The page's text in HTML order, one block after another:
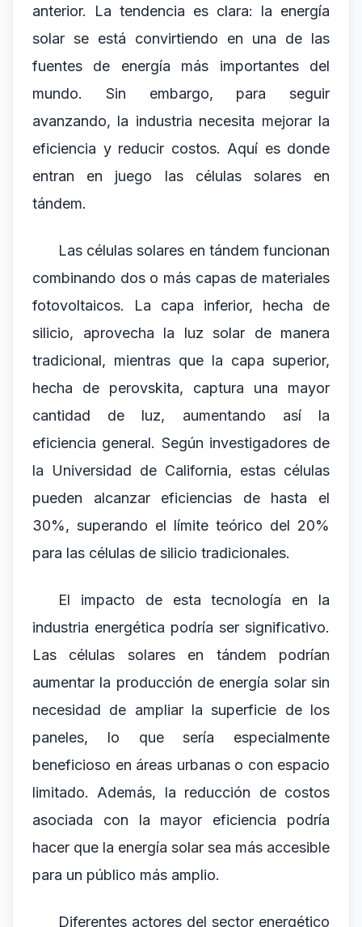
anterior. La tendencia es clara: la energía
solar se está convirtiendo en una de las
fuentes de energía más importantes del
mundo. Sin embargo, para seguir
avanzando, la industria necesita mejorar la
eficiencia y reducir costos. Aquí es donde
entran en juego las células solares en
tándem.
Las células solares en tándem funcionan
combinando dos o más capas de materiales
fotovoltaicos. La capa inferior, hecha de
silicio, aprovecha la luz solar de manera
tradicional, mientras que la capa superior,
hecha de perovskita, captura una mayor
cantidad de luz, aumentando así la
eficiencia general. Según investigadores de
la Universidad de California, estas células
pueden alcanzar eficiencias de hasta el
30%, superando el límite teórico del 20%
para las células de silicio tradicionales.
El impacto de esta tecnología en la
industria energética podría ser significativo.
Las células solares en tándem podrían
aumentar la producción de energía solar sin
necesidad de ampliar la superficie de los
paneles, lo que sería especialmente
beneficioso en áreas urbanas o con espacio
limitado. Además, la reducción de costos
asociada con la mayor eficiencia podría
hacer que la energía solar sea más accesible
para un público más amplio.
Diferentes actores del sector energético